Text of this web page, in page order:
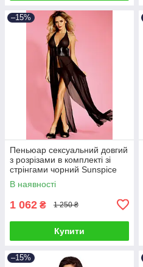
–15%
Пеньюар сексуальний довгий
з розрізами в комплекті зі
стрінгами чорний Sunspice
розміри S M Talla
В наявності
1 062 ₴ 1 250 ₴
Купити
–15%